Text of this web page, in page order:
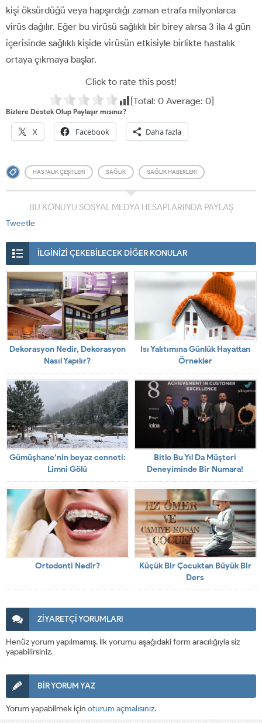
kişi öksürdüğü veya hapşırdığı zaman etrafa milyonlarca
virüs dağılır. Eğer bu virüsü sağlıklı bir birey alırsa 3 ila 4 gün
içerisinde sağlıklı kişide virüsün etkisiyle birlikte hastalık
ortaya çıkmaya başlar.
Click to rate this post!
[Total: 0Average: 0]
Bizlere Destek Olup Paylaşır mısınız?
X Facebook Daha fazla
HASTALIK ÇEŞITLERI SAĞLIK SAĞLIK HABERLERI
BU KONUYU SOSYAL MEDYA HESAPLARINDA PAYLAŞ
Tweetle
İLGİNİZİ ÇEKEBİLECEK DİĞER KONULAR
Dekorasyon Nedir, Dekorasyon
Nasıl Yapılır?
Isı Yalıtımına Günlük Hayattan
Örnekler
Gümüşhane’nin beyaz cenneti:
Limni Gölü
Bitlo Bu Yıl Da Müşteri
Deneyiminde Bir Numara!
Ortodonti Nedir?
Küçük Bir Çocuktan Büyük Bir
Ders
ZİYARETÇİ YORUMLARI
Henüz yorum yapılmamış. İlk yorumu aşağıdaki form aracılığıyla siz
yapabilirsiniz.
BİR YORUM YAZ
Yorum yapabilmek için oturum açmalısınız.